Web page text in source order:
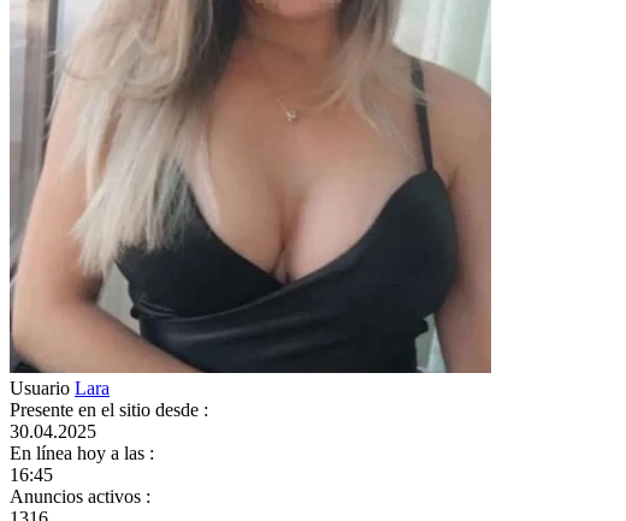
Usuario Lara
Presente en el sitio desde :
30.04.2025
En línea hoy a las :
16:45
Anuncios activos :